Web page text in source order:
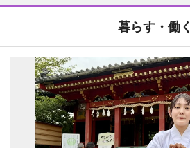
暮らす・働く